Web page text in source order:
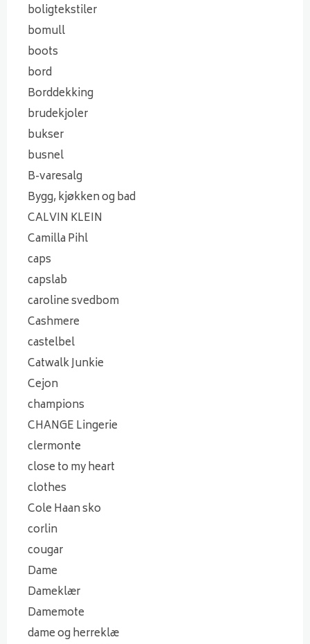
boligtekstiler
bomull
boots
bord
Borddekking
brudekjoler
bukser
busnel
B-varesalg
Bygg, kjøkken og bad
CALVIN KLEIN
Camilla Pihl
caps
capslab
caroline svedbom
Cashmere
castelbel
Catwalk Junkie
Cejon
champions
CHANGE Lingerie
clermonte
close to my heart
clothes
Cole Haan sko
corlin
cougar
Dame
Dameklær
Damemote
dame og herreklæ